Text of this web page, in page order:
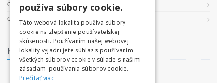
OCHRANA OSOBNÝCH ÚDAJOV
COOKIES
Kontakt
facebook.com/tatryvpohybe
používa súbory cookie.
Táto webová lokalita používa súbory
cookie na zlepšenie používateľskej
skúsenosti. Používaním našej webovej
lokality vyjadrujete súhlas s používaním
všetkých súborov cookie v súlade s našimi
zásadami používania súborov cookie.
Prečítať viac